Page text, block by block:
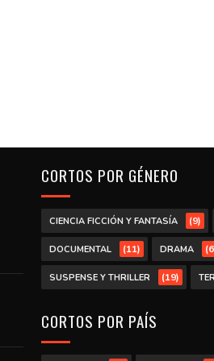
CORTOS POR GÉNERO
CIENCIA FICCIÓN Y FANTASÍA (9)
DOCUMENTAL (11) DRAMA
SUSPENSE Y THRILLER (19)
CORTOS POR PAÍS